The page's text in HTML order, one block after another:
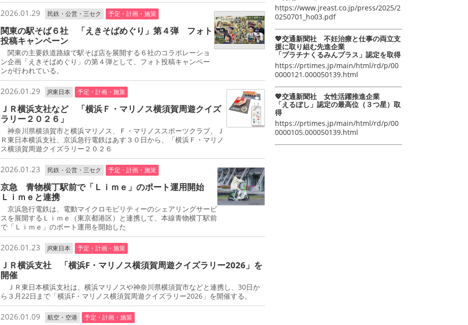
2026.01.29 民鉄・公営・三セク 予定・計画・施策
関東の駅そば６社 「えきそばめぐり」第４弾 フォト
投稿キャンペーン
関東の主要鉄道路線で駅そば店を展開する６社のコラボレーショ
ン企画「えきそばめぐり」の第４弾として、フォト投稿キャンペー
ンが行われている。
2026.01.29 JR東日本 予定・計画・施策
ＪＲ横浜支社など 「横浜Ｆ・マリノス横須賀周遊クイズ
ラリー２０２６」
神奈川県横須賀市と横浜マリノス、Ｆ・マリノススポーツクラブ、Ｊ
Ｒ東日本横浜支社、京浜急行電鉄はあす３０日から、「横浜Ｆ・マリノ
ス横須賀周遊クイズラリー２０２６
2026.01.23 民鉄・公営・三セク 予定・計画・施策
京急 青物横丁駅前で「Ｌｉｍｅ」のポート運用開始
Ｌｉｍｅと連携
京浜急行電鉄は、電動マイクロモビリティーのシェアリングサービ
スを展開するＬｉｍｅ（東京都港区）と連携して、本線青物横丁駅前
で「Ｌｉｍｅ」のポート運用を開始した
2026.01.23 JR東日本 予定・計画・施策
ＪＲ横浜支社 「横浜F・マリノス横須賀周遊クイズラリー2026」を
開催
ＪＲ東日本横浜支社は、横浜マリノスや神奈川県横須賀市などと連携し、30日か
ら３月22日まで「横浜F・マリノス横須賀周遊クイズラリー2026」を開催する。
2026.01.09 航空・空港 予定・計画・施策
https://www.jreast.co.jp/press/2025/2
0250701_ho03.pdf
💖交通新聞社 不妊治療と仕事の両立支
援に取り組む先進企業
「プラチナくるみんプラス」認定を取得
https://prtimes.jp/main/html/rd/p/00
0000121.000050139.html
💖交通新聞社 女性活躍推進企業
「えるぼし」認定の最高位（３つ星）取
得
https://prtimes.jp/main/html/rd/p/00
0000105.000050139.html